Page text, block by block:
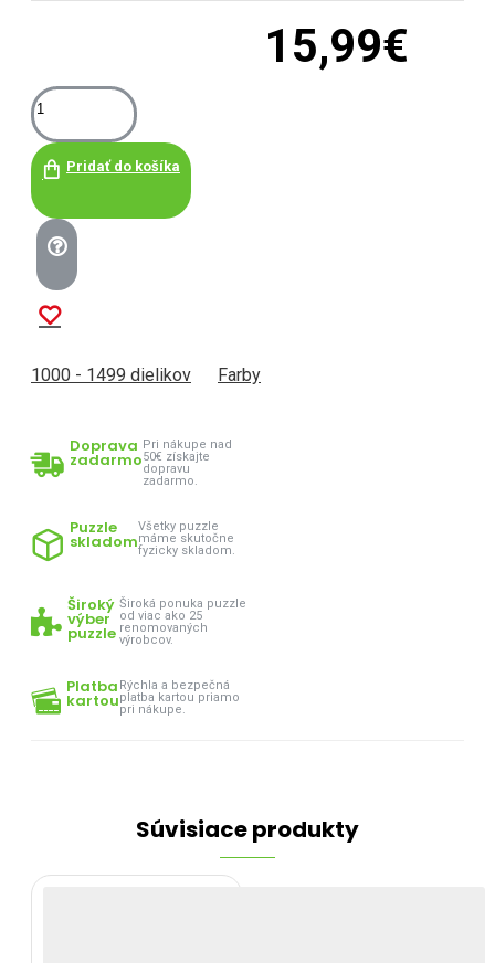
15,99€
Pridať do košíka
1000 - 1499 dielikov Farby
Doprava
zadarmo
Pri nákupe nad
50€ získajte
dopravu
zadarmo.
Puzzle
skladom
Všetky puzzle
máme skutočne
fyzicky skladom.
Široký
výber
puzzle
Široká ponuka puzzle
od viac ako 25
renomovaných
výrobcov.
Platba
kartou
Rýchla a bezpečná
platba kartou priamo
pri nákupe.
Súvisiace produkty